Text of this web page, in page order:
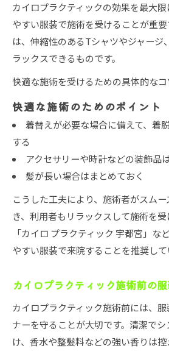
カイロプラクティックの効果を最大
やすい服装で施術を受けることが重
は、伸縮性のあるTシャツやジャージ
ラックスできるものです。
快適な施術を受けるための具体的なコ
快適な施術のためのポイント
着替えが必要な場合に備えて、着
する
アクセサリーや時計などの装飾品
髪が長い場合はまとめておく
こうした工夫により、施術者がスム
き、利用者もリラックスして施術を
「カイロ プラクティック 宇都宮」な
やすい服装で来院することを推奨して
カイロプラクティック施術前の
カイロプラクティック施術前には、
ナーを守ることが大切です。清潔で
け、香水や整髪料などの強い香りは控